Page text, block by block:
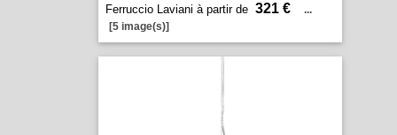
Ferruccio Laviani à partir de 321 €
...
[5 image(s)]